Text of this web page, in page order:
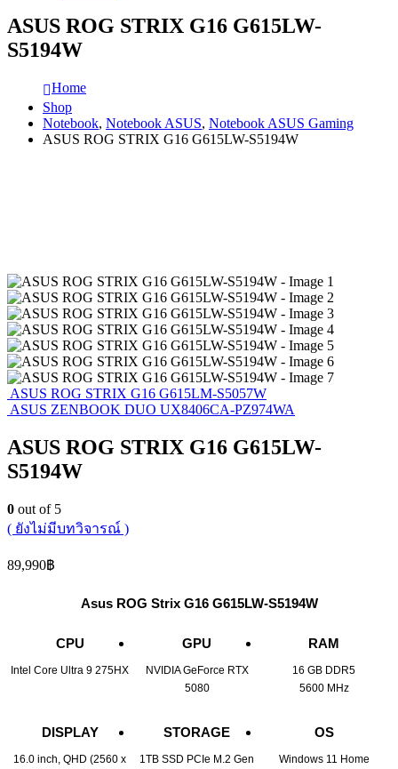
ASUS ROG STRIX G16 G615LW-
S5194W
Home
Shop
Notebook, Notebook ASUS, Notebook ASUS Gaming
ASUS ROG STRIX G16 G615LW-S5194W
ASUS ROG STRIX G16 G615LM-S5057W
ASUS ZENBOOK DUO UX8406CA-PZ974WA
ASUS ROG STRIX G16 G615LW-
S5194W
0 out of 5
( ยังไม่มีบทวิจารณ์ )
89,990฿
Asus ROG Strix G16 G615LW-S5194W
CPU
Intel Core Ultra 9 275HX
GPU
NVIDIA GeForce RTX
5080
RAM
16 GB DDR5
5600 MHz
DISPLAY
16.0 inch, QHD (2560 x
STORAGE
1TB SSD PCIe M.2 Gen
OS
Windows 11 Home